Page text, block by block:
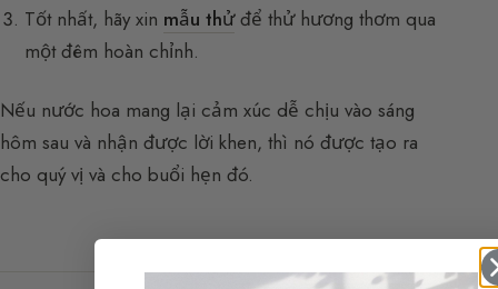
Tốt nhất, hãy xin mẫu thửđể thử hương thơm qua
một đêm hoàn chỉnh.
Nếu nước hoa mang lại cảm xúc dễ chịu vào sáng
hôm sau và nhận được lời khen, thì nó được tạo ra
cho quý vị và cho buổi hẹn đó.